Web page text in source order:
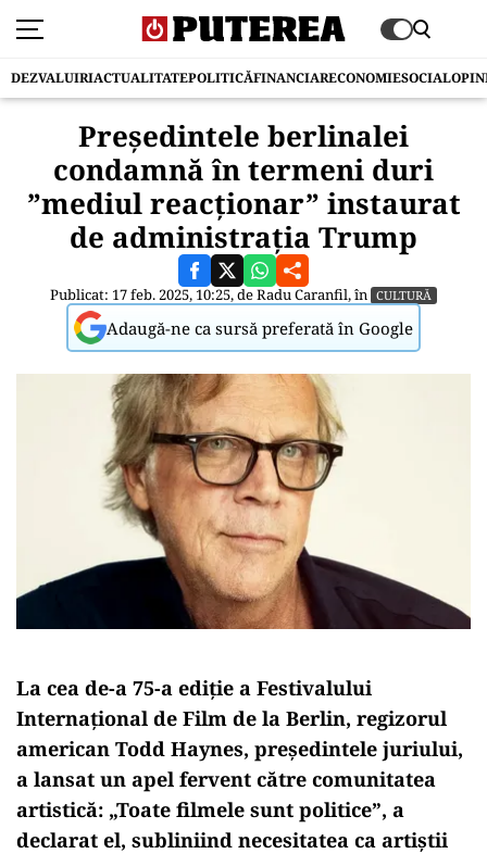
DEZVALUIRIACTUALITATEPOLITICĂFINANCIARECONOMIESOCIAL
Președintele berlinalei
condamnă în termeni duri
”mediul reacționar” instaurat
de administrația Trump
Publicat: 17 feb. 2025, 10:25, deRadu Caranfil, în CULTURĂ
Adaugă-ne ca sursă preferată în Google
La cea de-a 75-a ediție a Festivalului
Internațional de Film de la Berlin, regizorul
american Todd Haynes, președintele juriului,
a lansat un apel fervent către comunitatea
artistică: „Toate filmele sunt politice”, a
declarat el, subliniind necesitatea ca artiștii